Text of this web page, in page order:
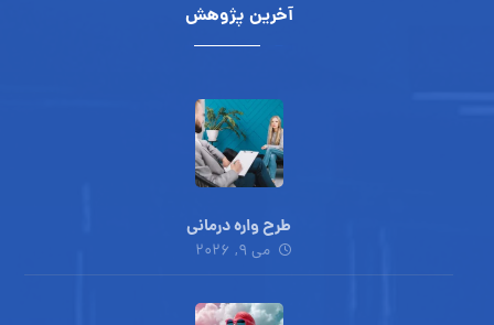
آخرین پژوهش
طرح واره درمانی
می ۹, ۲۰۲۶